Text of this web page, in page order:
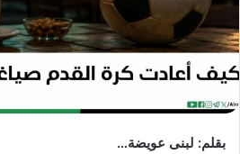
بقلم: لبنى عويضة…